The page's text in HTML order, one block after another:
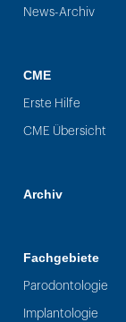
News-Archiv
CME
Erste Hilfe
CME Übersicht
Archiv
Fachgebiete
Parodontologie
Implantologie